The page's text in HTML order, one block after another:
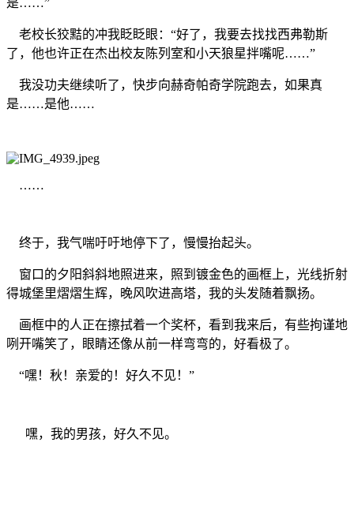
是……”
老校长狡黠的冲我眨眨眼：“好了，我要去找找西弗勒斯
了，他也许正在杰出校友陈列室和小天狼星拌嘴呢……”
我没功夫继续听了，快步向赫奇帕奇学院跑去，如果真
是……是他……
……
终于，我气喘吁吁地停下了，慢慢抬起头。
窗口的夕阳斜斜地照进来，照到镀金色的画框上，光线折射
得城堡里熠熠生辉，晚风吹进高塔，我的头发随着飘扬。
画框中的人正在擦拭着一个奖杯，看到我来后，有些拘谨地
咧开嘴笑了，眼睛还像从前一样弯弯的，好看极了。
“嘿！秋！亲爱的！好久不见！”
嘿，我的男孩，好久不见。